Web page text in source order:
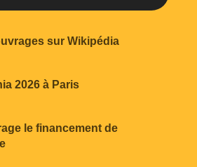
sur Wikipédia
2026 à Paris
le financement de